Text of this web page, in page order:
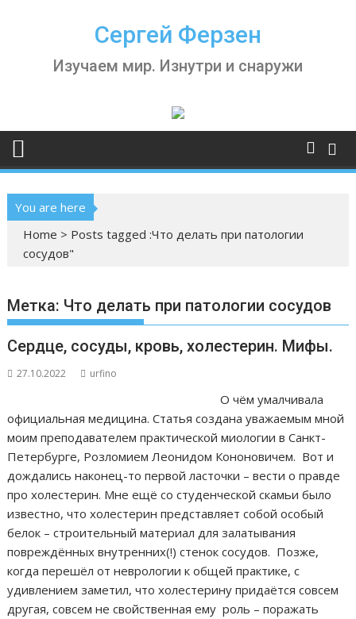
Сергей Ферзен
Изучаем мир. Изнутри и снаружи
You are here
Home > Posts tagged :Что делать при патологии
сосудов"
Метка: Что делать при патологии сосудов
Сердце, сосуды, кровь, холестерин. Мифы.
27.10.2022 urfino
О чём умалчивала
официальная медицина. Статья создана уважаемым мной
моим преподавателем практической миологии в Санкт-
Петербурге, Розломием Леонидом Кононовичем. Вот и
дождались наконец-то первой ласточки – вести о правде
про холестерин. Мне ещё со студенческой скамьи было
известно, что холестерин представляет собой особый
белок – строительный материал для залатывания
повреждённых внутренних(!) стенок сосудов. Позже,
когда перешёл от неврологии к общей практике, с
удивлением заметил, что холестерину придаётся совсем
другая, совсем не свойственная ему роль – поражать